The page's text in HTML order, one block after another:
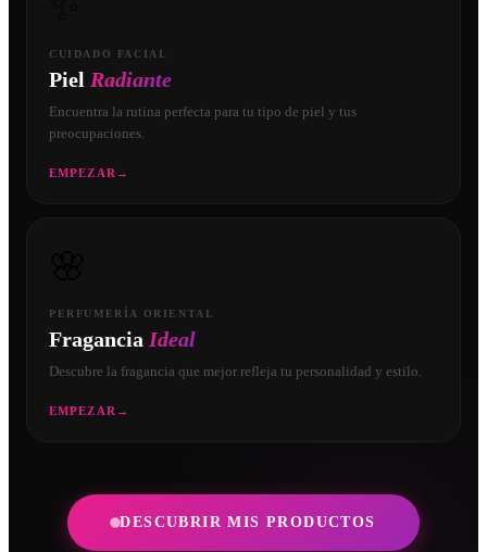
CUIDADO FACIAL
Piel Radiante
Encuentra la rutina perfecta para tu tipo de piel y tus
preocupaciones.
EMPEZAR →
PERFUMERÍA ORIENTAL
Fragancia Ideal
Descubre la fragancia que mejor refleja tu personalidad y estilo.
EMPEZAR →
DESCUBRIR MIS PRODUCTOS